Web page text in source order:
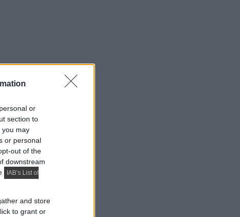
or
section to
you may
or personal
out of the
downstream
IAB’s List of
and store
to grant or